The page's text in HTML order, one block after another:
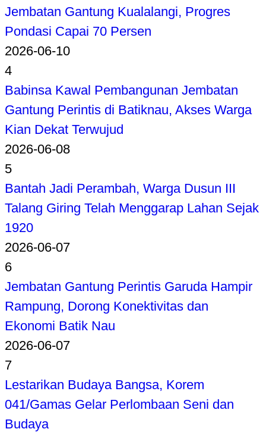
Jembatan Gantung Kualalangi, Progres
Pondasi Capai 70 Persen
2026-06-10
4
Babinsa Kawal Pembangunan Jembatan
Gantung Perintis di Batiknau, Akses Warga
Kian Dekat Terwujud
2026-06-08
5
Bantah Jadi Perambah, Warga Dusun III
Talang Giring Telah Menggarap Lahan Sejak
1920
2026-06-07
6
Jembatan Gantung Perintis Garuda Hampir
Rampung, Dorong Konektivitas dan
Ekonomi Batik Nau
2026-06-07
7
Lestarikan Budaya Bangsa, Korem
041/Gamas Gelar Perlombaan Seni dan
Budaya